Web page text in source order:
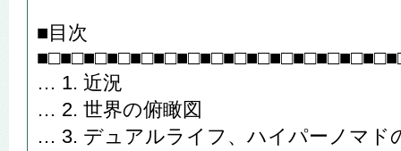
■目次
… 1. 近況
… 2. 世界の俯瞰図
… 3. デュアルライフ、ハイパーノマド